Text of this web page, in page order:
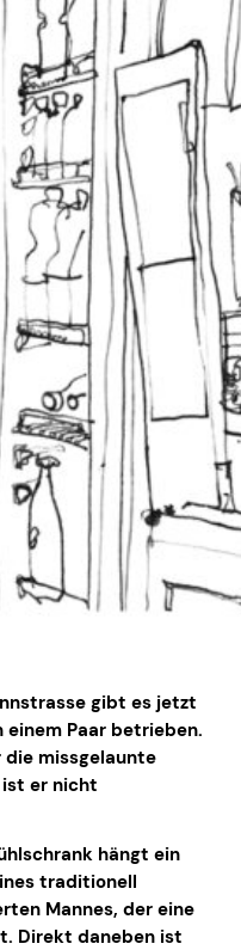
gibt es jetzt
einem Paar betrieben.
missgelaunte
er nicht
hängt ein
traditionell
Mannes, der eine
Direkt daneben ist